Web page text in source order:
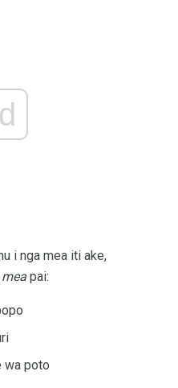
i nga mea iti ake,
pai:
wa poto